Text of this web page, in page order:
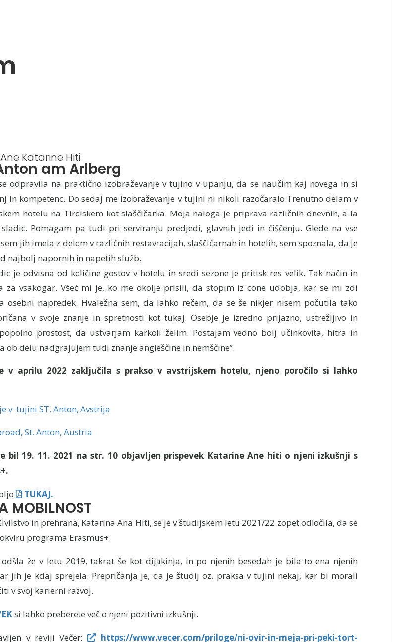
Katarine Hiti
am Arlberg
odpravila na praktično izobraževanje v tujino v upanju, da se naučim kaj novega in si
in kompetenc. Do sedaj me izobraževanje v tujini ni nikoli razočaralo.Trenutno delam v
hotelu na Tirolskem kot slaščičarka. Moja naloga je priprava različnih dnevnih, a la
Pomagam pa tudi pri serviranju predjedi, glavnih jedi in čiščenju. Glede na vse
jih imela z delom v različnih restavracijah, slaščičarnah in hotelih, sem spoznala, da je
najbolj napornih in napetih služb.
je odvisna od količine gostov v hotelu in sredi sezone je pritisk res velik. Tak način in
za vsakogar. Všeč mi je, ko me okolje prisili, da stopim iz cone udobja, kar se mi zdi
osebni napredek. Hvaležna sem, da lahko rečem, da se še nikjer nisem počutila tako
v svoje znanje in spretnosti kot tukaj. Osebje je izredno prijazno, ustrežljivo in
prostost, da ustvarjam karkoli želim. Postajam vedno bolj učinkovita, hitra in
ob delu nadgrajujem tudi znanje angleščine in nemščine”.
v aprilu 2022 zaključila s prakso v avstrijskem hotelu, njeno poročilo si lahko
v tujini ST. Anton, Avstrija
St. Anton, Austria
bil 19. 11. 2021 na str. 10 objavljen prispevek Katarine Ane hiti o njeni izkušnji s
TUKAJ.
MOBILNOST
in prehrana, Katarina Ana Hiti, se je v študijskem letu 2021/22 zopet odločila, da se
programa Erasmus+.
že v letu 2019, takrat še kot dijakinja, in po njenih besedah je bila to ena njenih
jih je kdaj sprejela. Prepričanja je, da je študij oz. praksa v tujini nekaj, kar bi morali
v svoj karierni razvoj.
si lahko preberete več o njeni pozitivni izkušnji.
v reviji Večer: https://www.vecer.com/priloge/ni-ovir-in-meja-pri-peki-tort-